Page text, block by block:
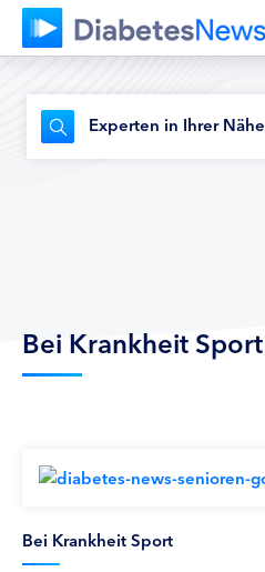
Experten in Ihrer Nähe
Bei Krankheit Sport
Bei Krankheit Sport